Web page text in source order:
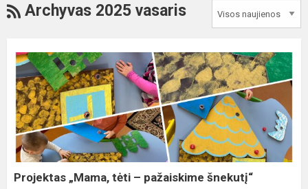
RSS
Archyvas 2025 vasaris
Projektas
„Mama,
tėti
–
pažaiskime
šnekutį“
Projektas „Mama, tėti – pažaiskime šnekutį“